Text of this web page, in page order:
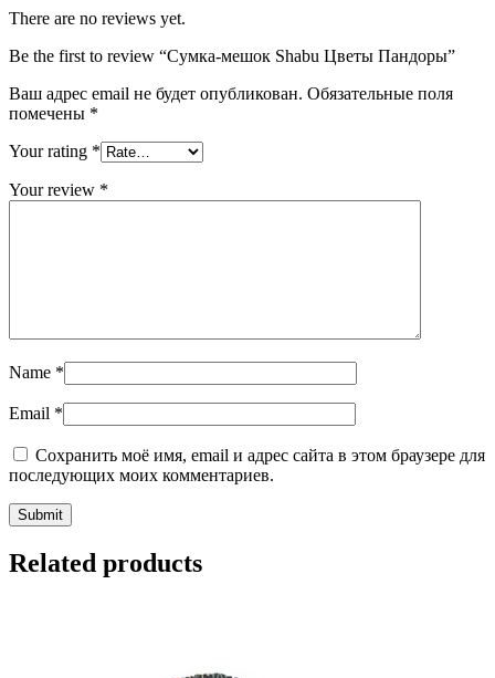
There are no reviews yet.
Be the first to review “Сумка-мешок Shabu Цветы Пандоры”
Ваш адрес email не будет опубликован. Обязательные поля
помечены *
Your rating *
Your review *
Name *
Email *
Сохранить моё имя, email и адрес сайта в этом браузере для
последующих моих комментариев.
Related products